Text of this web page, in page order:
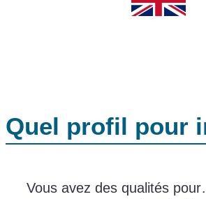
Quel profil pour
Vous avez des qualités